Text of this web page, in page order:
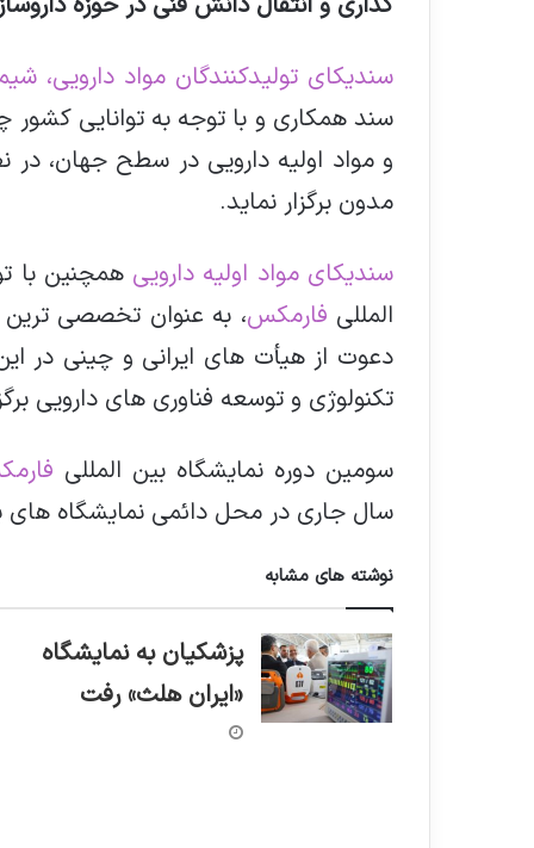
سندیکای تولیدکنندگان مواد دارویی،
سند همکاری و با توجه به توانایی کشور
و مواد اولیه دارویی در سطح جهان،
مدون برگزار نماید.
سندیکای مواد اولیه دارویی همچنین با
المللی فارمکس، به عنوان تخصصی ترین
دعوت از هیأت های ایرانی و چینی در
تکنولوژی و توسعه فناوری های دارویی
سومین دوره نمایشگاه بین المللی
سال جاری در محل دائمی نمایشگاه های
نوشته های مشابه
پزشکیان به نمایشگاه
«ایران هلث» رفت